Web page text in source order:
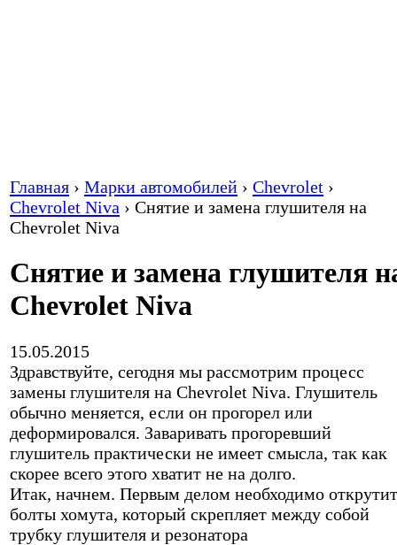
Главная › Марки автомобилей › Chevrolet ›
Chevrolet Niva › Снятие и замена глушителя на
Chevrolet Niva
Снятие и замена глушителя
Chevrolet Niva
15.05.2015
Здравствуйте, сегодня мы рассмотрим процесс
замены глушителя на Chevrolet Niva. Глушитель
обычно меняется, если он прогорел или
деформировался. Заваривать прогоревший
глушитель практически не имеет смысла, так как
скорее всего этого хватит не на долго.
Итак, начнем. Первым делом необходимо
болты хомута, который скрепляет между собой
трубку глушителя и резонатора